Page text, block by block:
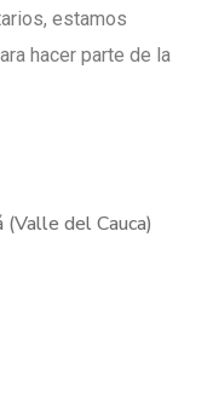
estamos
hacer parte de la
del Cauca)